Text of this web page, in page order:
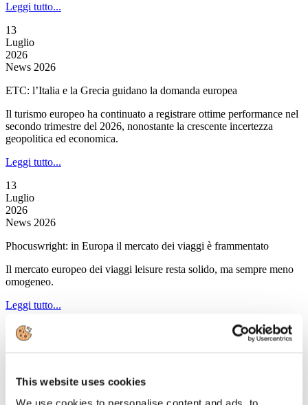
This website uses cookies
Leggi tutto...
13
Luglio
2026
News 2026
ETC: l’Italia e la Grecia guidano la domanda europea
Il turismo europeo ha continuato a registrare ottime performance nel
secondo trimestre del 2026, nonostante la crescente incertezza
geopolitica ed economica.
Leggi tutto...
13
Luglio
2026
News 2026
Phocuswright: in Europa il mercato dei viaggi è frammentato
Il mercato europeo dei viaggi leisure resta solido, ma sempre meno
omogeneo.
Leggi tutto...
13
Luglio
Skyscanner: gli italiani prediligono luoghi lontani dalla folla